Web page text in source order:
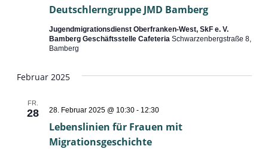
Deutschlerngruppe JMD Bamberg
Bamberg
Jugendmigrationsdienst Oberfranken-West, SkF e. V.
Bamberg Geschäftsstelle Cafeteria Schwarzenbergstraße 8,
Bamberg
Februar 2025
FR.
28
Lebenslinien für Frauen mit
Migrationsgeschichte
28. Februar 2025 @ 10:30- 12:30